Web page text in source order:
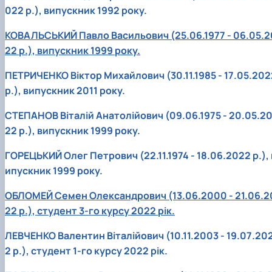
КОРЕНЬ Володимир Анатолійович
ЛАЗЕБНИК Іван Вікторович (25.02.1993 -
17.09.2023 р.), випускник 2019 року, спі…
19.07.2022 р.), студент 1-го курсу …
ЛІЧНИЙ Юрій Русланович (06.05.1996 -
МИКУЛІЧ Богдан Олексійович (07.08.1991
-12.07.2023 р.), випускник 2013 року.
МИРОНЕНКО Михайло Вікторович
- 24.05.2024 р.), випускник 1999 року.
(18.02.1993 – 13.02.2023 р.), випускник 2021
рок…
ОБЛОМЕЙ Семен Олександрович
- 21.06.2022 р.), студент 3-го курсу 20…
ПАЛІЄНКО Максим Володимирович
- 24.08.2022 р.), випускник 2011 року.
ПЕТРИЧЕНКО Віктор Михайлович
022 р.), випускник 1992 року.
КОВАЛЬСЬКИЙ Павло Васильович (25.06.1977 -
22 р.), випускник 1999 року.
ПЕТРИЧЕНКО Віктор Михайлович (30.11.1985 -
р.), випускник 2011 року.
СТЕПАНОВ Віталій Анатолійович (09.06.1975 - 20.05.20
22 р.), випускник 1999 року.
ГОРЕЦЬКИЙ Олег Петрович (22.11.1974 - 18.06.2022 р.),
ипускник 1999 року.
ОБЛОМЕЙ Семен Олександрович (13.06.2000 -
22 р.), студент 3-го курсу 2022 рік.
ЛЕВЧЕНКО Валентин Віталійович (10.11.2003 -
2 р.), студент 1-го курсу 2022 рік.